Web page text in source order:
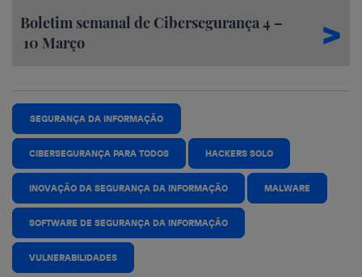
Boletim semanal de Cibersegurança 4 –
10 Março
SEGURANÇA DA INFORMAÇÃO
CIBERSEGURANÇA PARA TODOS HACKERS SOLO
INOVAÇÃO DA SEGURANÇA DA INFORMAÇÃO MALWARE
SOFTWARE DE SEGURANÇA DA INFORMAÇÃO
VULNERABILIDADES